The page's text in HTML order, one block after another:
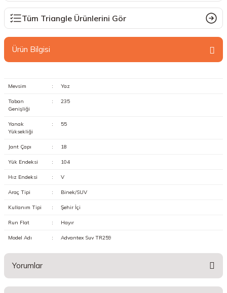
Tüm Triangle Ürünlerini Gör
Ürün Bilgisi
Mevsim : Yaz
Taban
Genişliği
: 235
Yanak
Yüksekliği
: 55
Jant Çapı : 18
Yük Endeksi : 104
Hız Endeksi : V
Araç Tipi : Binek/SUV
Kullanım Tipi : Şehir İçi
Run Flat : Hayır
Model Adı : Advantex Suv TR259
Yorumlar